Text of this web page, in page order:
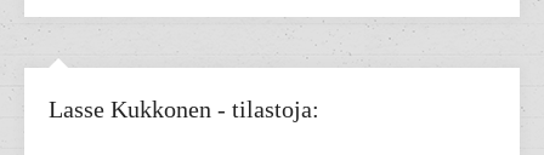
Lasse Kukkonen - tilastoja: